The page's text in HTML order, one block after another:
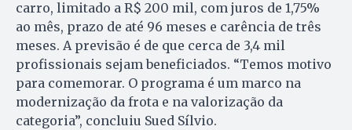
carro, limitado a R$ 200 mil, com juros de 1,75%
ao mês, prazo de até 96 meses e carência de três
meses. A previsão é de que cerca de 3,4 mil
profissionais sejam beneficiados. “Temos motivo
para comemorar. O programa é um marco na
modernização da frota e na valorização da
categoria”, concluiu Sued Sílvio.